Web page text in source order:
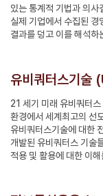
있는 통계적 기법과 의
실제 기업에서 수집된
결과를 덩고 이를 해석하
유비쿼터스기
21 세기 미래 유비쿼터
환경에서 세계최고의 선
유비쿼터스기술에 대한
개발된 유비쿼터스 기술
적용 및 활용에 대한 이